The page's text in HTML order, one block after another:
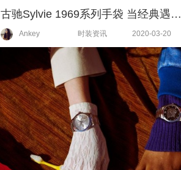
古驰Sylvie 1969系列手袋 当经典遇上摩登
Ankey 时装资讯 2020-03-20